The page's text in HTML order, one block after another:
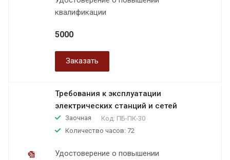
квалификации
5000
Заказать
Требования к эксплуатации
электрических станций и сетей
Заочная Код: ПБ-ПК-30
Количество часов: 72
Удостоверение о повышении